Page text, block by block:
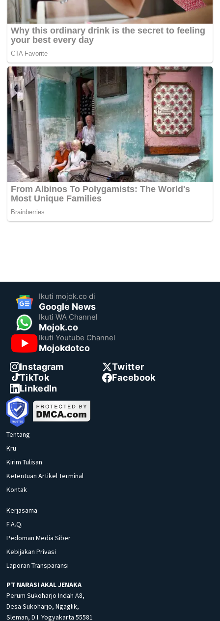
Ikuti mojok.co di
Google News
Ikuti WA Channel
Mojok.co
Ikuti Youtube Channel
Mojokdotco
Instagram
Twitter
TikTok
Facebook
LinkedIn
Tentang
Kru
Kirim Tulisan
Ketentuan Artikel Terminal
Kontak
Kerjasama
F.A.Q.
Pedoman Media Siber
Kebijakan Privasi
Laporan Transparansi
PT NARASI AKAL JENAKA
Perum Sukoharjo Indah A8,
Desa Sukoharjo, Ngaglik,
Sleman, D.I. Yogyakarta 55581